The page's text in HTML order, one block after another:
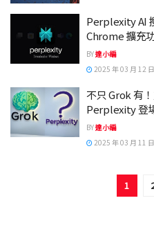
Perplexity AI
Chrome 擴充
BY達小編
2025 年 03 月 12
不只 Grok 有
Perplexity 登
BY達小編
2025 年 03 月 11
1